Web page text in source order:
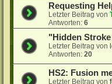
Requesting
Letzter Beitrag von
Antworten:6
"Hidden
Letzter Beitrag von
Antworten:20
HS2: Fusion
Letzter Beitrag von